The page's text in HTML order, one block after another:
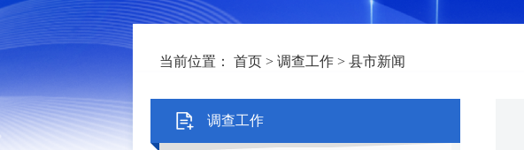
当前位置： 首页 > 调查工作 > 县市新闻
调查工作